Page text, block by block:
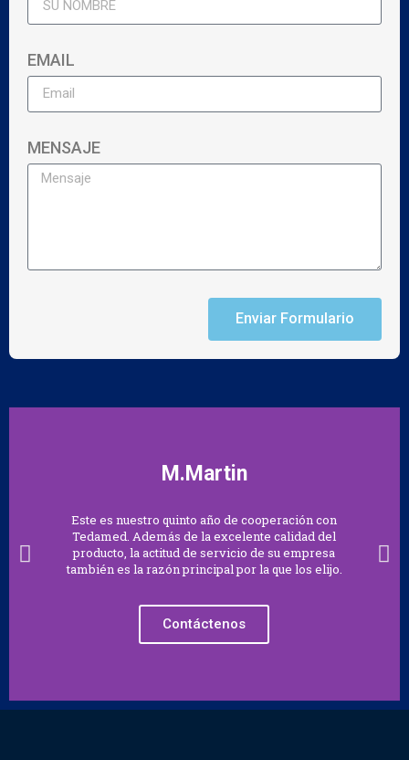
EMAIL
MENSAJE
Enviar Formulario
M.Martin
Este es nuestro quinto año de cooperación con
Tedamed. Además de la excelente calidad del
producto, la actitud de servicio de su empresa
también es la razón principal por la que los elijo.
Contáctenos